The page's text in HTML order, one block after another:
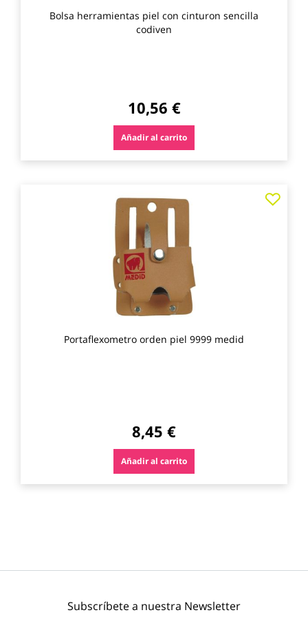
Bolsa herramientas piel con cinturon sencilla
codiven
10,56 €
Añadir al carrito
Portaflexometro orden piel 9999 medid
8,45 €
Añadir al carrito
Subscríbete a nuestra Newsletter